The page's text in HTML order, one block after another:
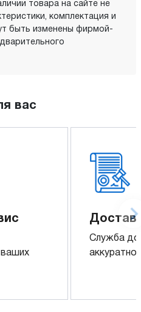
товара на сайте не
комплектация и
быть изменены фирмой-
вас
Служба
аккуратно